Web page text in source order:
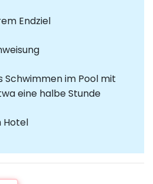
Endziel
Schwimmen im Pool mit
eine halbe Stunde
Hotel